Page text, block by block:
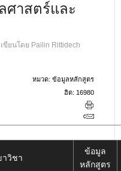
าสตร์และ
เขียนโดย Pailin Rittidech
หมวด: ข้อมูลหลักสูตร
ฮิต: 16980
าวิชา
ข้อมูล
หลักสูตร